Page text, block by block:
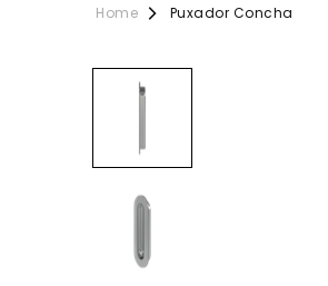
Puxador Concha